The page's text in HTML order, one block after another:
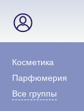
Косметика
Парфюмерия
Все группы